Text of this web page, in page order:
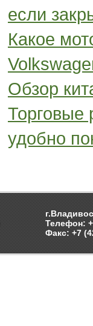
если
Какое
Обзор
Торговые
удобно
Телефон:
Факс: +7